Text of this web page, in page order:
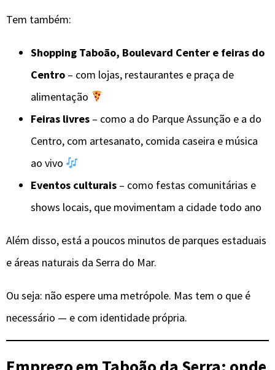
Tem também:
Shopping Taboão, Boulevard Center e feiras do
Centro – com lojas, restaurantes e praça de
alimentação
Feiras livres – como a do Parque Assunção e a do
Centro, com artesanato, comida caseira e música
ao vivo
Eventos culturais – como festas comunitárias e
shows locais, que movimentam a cidade todo ano
Além disso, está a poucos minutos de parques estaduais
e áreas naturais da Serra do Mar.
Ou seja: não espere uma metrópole. Mas tem o que é
necessário — e com identidade própria.